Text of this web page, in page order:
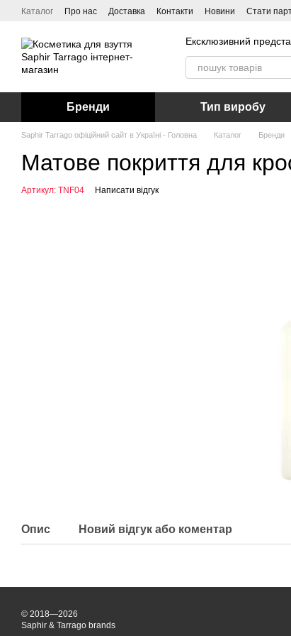
Перейти до основного контенту
Каталог Про нас Доставка Контакти Новини Стати
Ексклюзивний
Бренди Тип виробу
Saphir Tarrago офіційний сайт в Україні - Головна Каталог Бренди
Матове покриття для
Артикул: TNF04 Написати відгук
Опис Новий відгук або коментар
© 2018—2026
Saphir & Tarrago brands